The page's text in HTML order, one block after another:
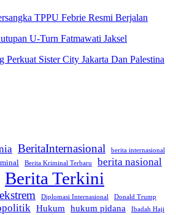
TPPU Febrie Resmi Berjalan
U-Turn Fatmawati Jaksel
Perkuat Sister City Jakarta Dan Palestina
BeritaInternasional berita internasional
Berita Kriminal Terbaru berita nasional
Berita Terkini
Diplomasi Internasional
Donald Trump
Hukum hukum pidana Ibadah Haji